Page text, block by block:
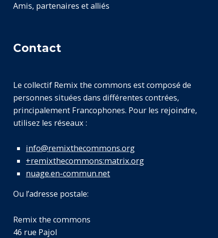
Amis, partenaires et alliés
Contact
Le collectif Remix the commons est composé de
personnes situées dans différentes contrées,
principalement Francophones. Pour les rejoindre,
utilisez les réseaux :
info@remixthecommons.org
+remixthecommons:matrix.org
nuage.en-commun.net
Ou l’adresse postale:
Remix the commons
46 rue Pajol